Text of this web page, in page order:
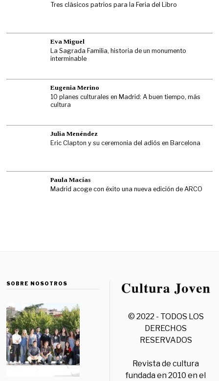
Tres clásicos patrios para la Feria del Libro
Eva Miguel
La Sagrada Familia, historia de un monumento
interminable
Eugenia Merino
10 planes culturales en Madrid: A buen tiempo, más
cultura
Julia Menéndez
Eric Clapton y su ceremonia del adiós en Barcelona
Paula Macías
Madrid acoge con éxito una nueva edición de ARCO
SOBRE NOSOTROS
© 2022 - TODOS LOS
DERECHOS
RESERVADOS
Revista de cultura
fundada en 2010 en el